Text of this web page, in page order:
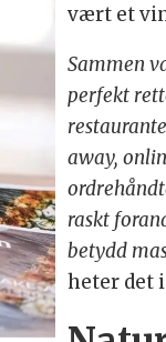
vært et
Sammen
perfekt
away,
raskt
betydd
heter det